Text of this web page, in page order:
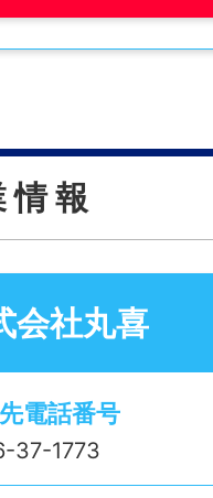
自信がありま
大きく失敗
クが好きな方
スキマ時間で働く
業と両立している
OK/フリーター活
躍中・主夫活躍中/
躍中/60代活躍中/
容変更の可能性：な
情 報
会社丸喜
電話番号
37-1773